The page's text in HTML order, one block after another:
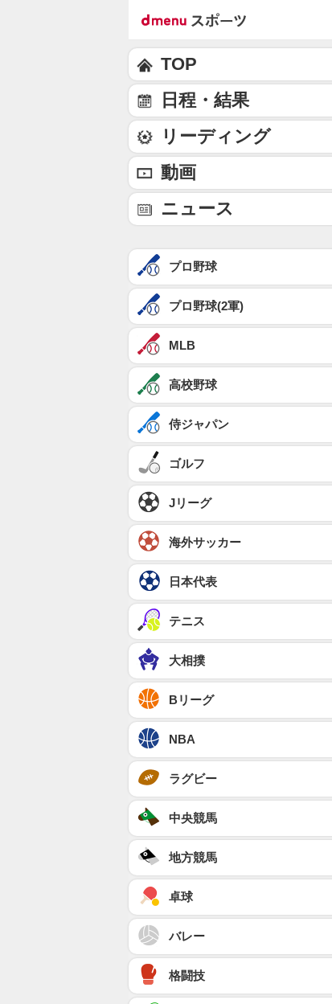
TOP
日程・結果
リーディング
動画
ニュース
プロ野球
プロ野球(2軍)
MLB
高校野球
侍ジャパン
ゴルフ
Jリーグ
海外サッカー
日本代表
テニス
大相撲
Bリーグ
NBA
ラグビー
中央競馬
地方競馬
卓球
バレー
格闘技